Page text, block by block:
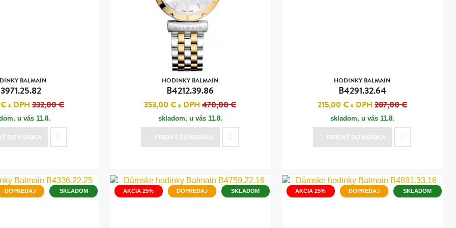
oceľ
oceľ
oceľ
BALMAIN
s DPH 332,00 €
u vás 11.8.
DO KOŠÍKA
HODINKY BALMAIN
B4212.39.86
353,00 €s DPH 470,00 €
skladom, u vás 11.8.
PRIDAŤ DO KOŠÍKA
HODINKY BALMAIN
B4291.32.64
215,00 €s DPH 287,00 €
skladom, u vás 11.8.
PRIDAŤ DO KOŠÍKA
DOPREDAJ SKLADOM AKCIA 25% DOPREDAJ SKLADOM AKCIA 25% DOPREDAJ SKLADOM